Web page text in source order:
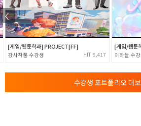
[게임/웹툰학과] PROJECT[FF]
강사작품 9,417
[게임/웹툰
이하늘
수강생 포트폴리오 더